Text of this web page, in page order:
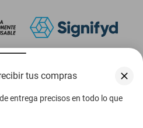
tus compras
entrega precisos en todo lo que